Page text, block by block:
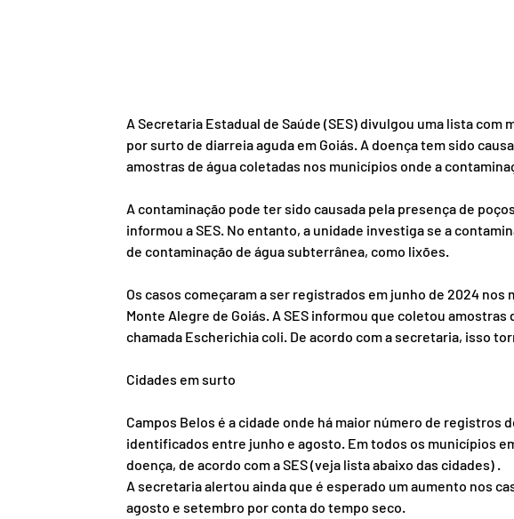
A Secretaria Estadual de Saúde (SES) divulgou uma lista com
por surto de diarreia aguda em Goiás. A doença tem sido
amostras de água coletadas nos municípios onde a
A contaminação pode ter sido causada pela presença de
informou a SES. No entanto, a unidade investiga se a
de contaminação de água subterrânea, como lixões.
Os casos começaram a ser registrados em junho de 2024 nos
Monte Alegre de Goiás. A SES informou que coletou
chamada Escherichia coli. De acordo com a secretaria, isso
Cidades em surto
Campos Belos é a cidade onde há maior número de registros
identificados entre junho e agosto. Em todos os municípios
doença, de acordo com a SES (veja lista abaixo das cidades) .
A secretaria alertou ainda que é esperado um aumento nos
agosto e setembro por conta do tempo seco.